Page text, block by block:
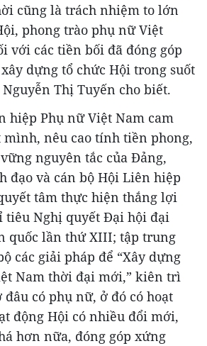
cũng là trách nhiệm to lớn
phong trào phụ nữ Việt
với các tiền bối đã đóng góp
dựng tổ chức Hội trong suốt
Thị Tuyến cho biết.
hiệp Phụ nữ Việt Nam cam
mình, nêu cao tính tiền phong,
nguyên tắc của Đảng,
đạo và cán bộ Hội Liên hiệp
tâm thực hiện thắng lợi
tiêu Nghị quyết Đại hội đại
quốc lần thứ XIII; tập trung
các giải pháp để “Xây dựng
Nam thời đại mới,” kiên trì
có phụ nữ, ở đó có hoạt
động Hội có nhiều đổi mới,
hơn nữa, đóng góp xứng